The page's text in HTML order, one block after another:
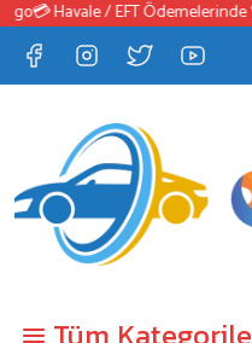
💳 Havale / EFT Ödemelerinde %5